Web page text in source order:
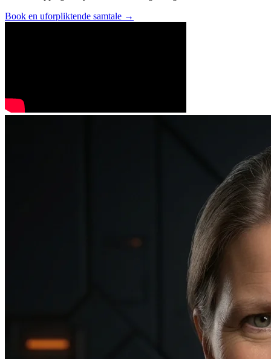
Book en uforpliktende samtale →